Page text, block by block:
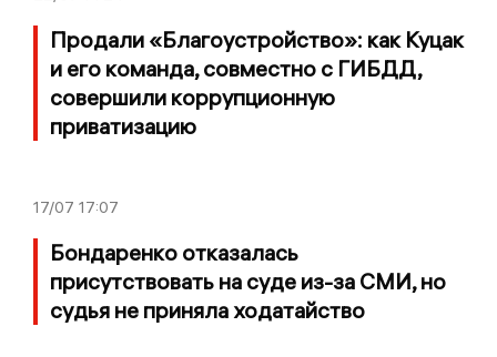
Продали «Благоустройство»: как Куцак
и его команда, совместно с ГИБДД,
совершили коррупционную
приватизацию
17/07 17:07
Бондаренко отказалась
присутствовать на суде из-за СМИ, но
судья не приняла ходатайство